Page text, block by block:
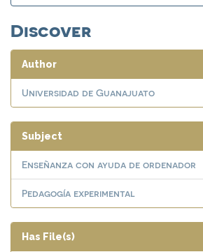
Discover
Author
Universidad de Guanajuato
Subject
Enseñanza con ayuda de ordenador
Pedagogía experimental
Has File(s)